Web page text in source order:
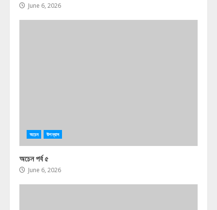
June 6, 2026
অচেন উপন্যাস
অচেন পর্ব ৫
June 6, 2026